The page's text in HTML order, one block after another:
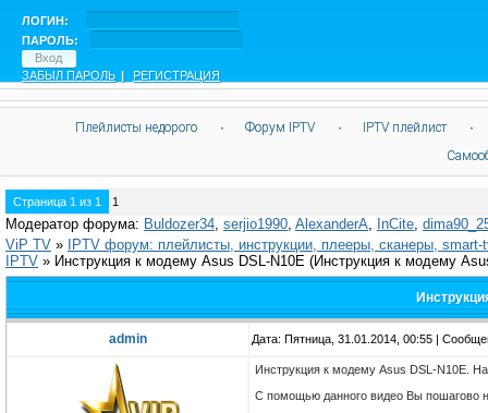
ЛОГИН:
ПАРОЛЬ:
ЗАБЫЛ ПАРОЛЬ | РЕГИСТРАЦИЯ
Плейлисты недорого · Форум IPTV · IPTV плейлист
·
Страница 1 из 1 1
Модератор форума: Buldozer34, serjio1990, AlexanderA, InCite,
ViP TV »
IPTV форум: плейлисты, инструкции, плееры, сканеры, smart-
IPTV » Инструкция к модему Asus DSL-N10E (Инструкция к модему
admin Дата: Пятница, 31.01.2014, 00:55 |
Инструкция к модему Asus DSL-N10E.
С помощью данного видео Вы пошагово